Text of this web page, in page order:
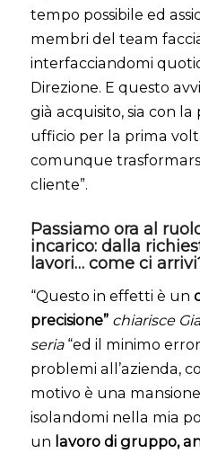
tempo possibile ed
membri del team
interfacciandomi
Direzione. E questo
già acquisito, sia con
ufficio per la prima
comunque
cliente”.
Passiamo ora al
incarico: dalla
lavori… come ci
“Questo in effetti è un
precisione” chiarisce
seria“ed il minimo
problemi all’azienda,
motivo è una
isolandomi nella mia
un lavoro di gruppo,